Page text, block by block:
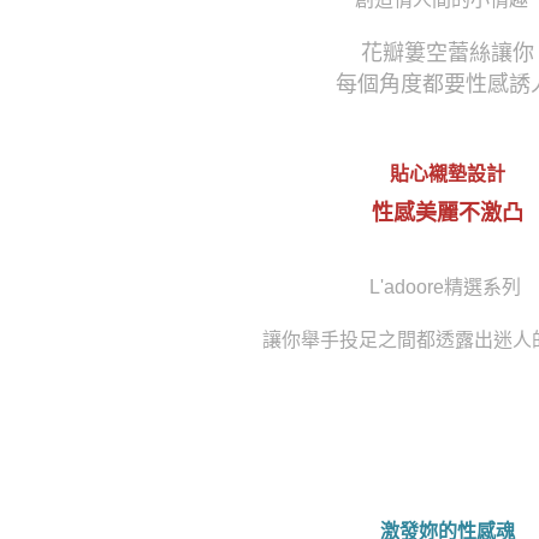
花瓣簍空蕾絲讓你
每個角度都要性感誘
貼心襯墊設計
性感美麗不激凸
L'adoore精選系列
讓你舉手投足之間都透露出迷人
激發妳的性感魂